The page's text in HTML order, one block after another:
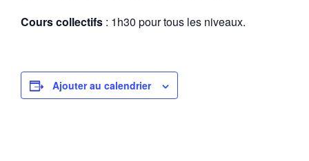
Cours collectifs : 1h30 pour tous les niveaux.
Ajouter au calendrier